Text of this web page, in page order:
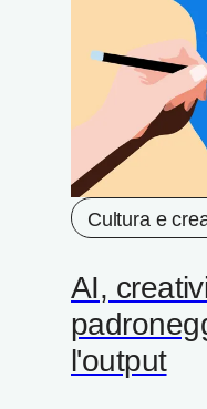
Cultura e
AI,
l'output